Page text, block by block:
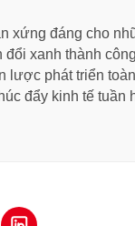
xứng đáng cho
xanh thành
lược phát triển
đẩy kinh tế